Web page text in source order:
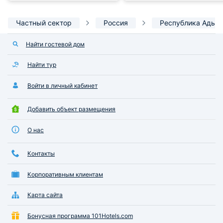
Частный сектор Россия Республика
Найти гостевой дом
Найти тур
Войти в личный кабинет
Добавить объект размещения
О нас
Контакты
Корпоративным клиентам
Карта сайта
Бонусная программа 101Hotels.com